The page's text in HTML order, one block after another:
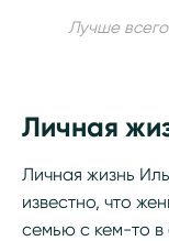
Лучше
Личная
Личная жизнь
известно, что
семью с кем-то